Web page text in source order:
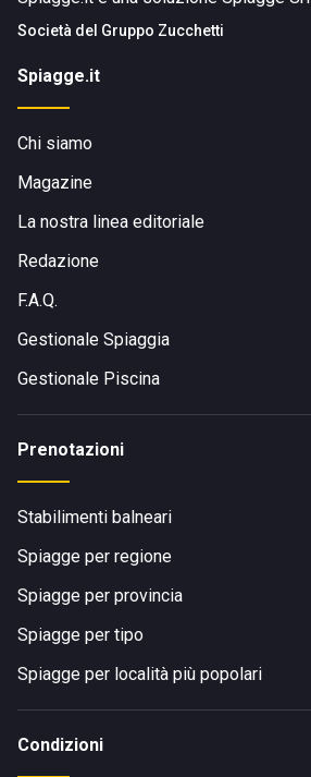
Società del Gruppo Zucchetti
Spiagge.it
Chi siamo
Magazine
La nostra linea editoriale
Redazione
F.A.Q.
Gestionale Spiaggia
Gestionale Piscina
Prenotazioni
Stabilimenti balneari
Spiagge per regione
Spiagge per provincia
Spiagge per tipo
Spiagge per località più popolari
Condizioni